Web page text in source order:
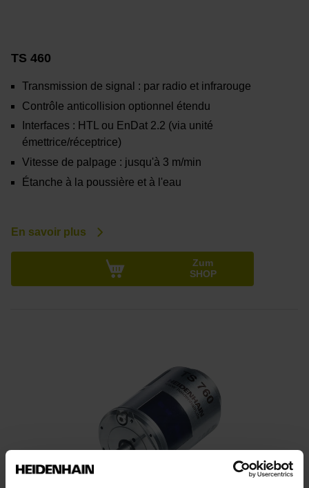
TS 460
Transmission de signal : par radio et infrarouge
Contrôle anticollision optionnel étendu
Interfaces : HTL ou EnDat 2.2 (via unité
émettrice/réceptrice)
Vitesse de palpage : jusqu'à 3 m/min
Étanche à la poussière et à l'eau
En savoir plus
Zum
SHOP